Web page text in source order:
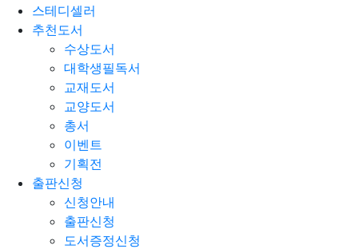
스테디셀러
추천도서
수상도서
대학생필독서
교재도서
교양도서
총서
이벤트
기획전
출판신청
신청안내
출판신청
도서증정신청